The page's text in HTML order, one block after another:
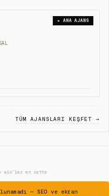
★ ANA AJANS
TÜM AJANSLARI KEŞFET →
win'ler en üstte
— SEO ve ekran